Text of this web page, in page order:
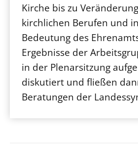
Kirche bis zu
kirchlichen Berufen und
Bedeutung des
Ergebnisse der
in der Plenarsitzung
diskutiert und fließen
Beratungen der